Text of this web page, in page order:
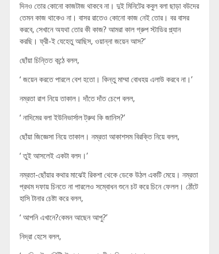
দিনও তোর কোনো কাজটাজ থাকবে না। দুই মিনিটের কবুল বলা ছাড়া বউদের
তেমন কাজ থাকেও না। বাসর রাতেও কোনো কাজ নেই তোর। বর বাসর
করবে, সেখানে অযথা তোর কী কাজ? আমরা কাল গ্রুপ স্টাডির প্ল্যান
করছি। ফ্রী-ই যেহেতু আছিস, ওয়ান্না জয়েন আস?’
ছোঁয়া চিন্তিত কন্ঠে বলল,
‘ জয়েন করতে পারলে বেশ হতো। কিন্তু মাম্মা বোধহয় এলাউ করবে না।’
নম্রতা রাগ নিয়ে তাকাল। দাঁতে দাঁত চেপে বলল,
‘ নাদিমের বলা ইউনিভার্সাল ট্রুথ কি জানিস?’
ছোঁয়া জিজ্ঞেসা নিয়ে তাকাল। নম্রতা আকাশসম বিরক্তি নিয়ে বলল,
‘ তুই আসলেই একটা বলদ।’
নম্রতা-ছোঁয়ার কথার মাঝেই রিকশা থেকে ডেকে উঠল একটি মেয়ে। নম্রতা
প্রথম দফায় চিনতে না পারলেও সম্বোধন শুনে চট করে চিনে ফেলল। ঠোঁটে
হাসি টানার চেষ্টা করে বলল,
‘ আপনি এখানে?কেমন আছেন আপু?’
নিদ্রা হেসে বলল,